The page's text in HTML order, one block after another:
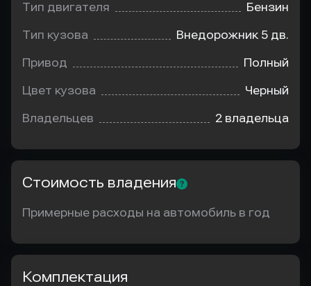
Тип двигателя Бензин
Тип кузова Внедорожник 5 дв.
Привод Полный
Цвет кузова Черный
Владельцев 2 владельца
Стоимость владения
Примерные расходы на автомобиль в год
Комплектация